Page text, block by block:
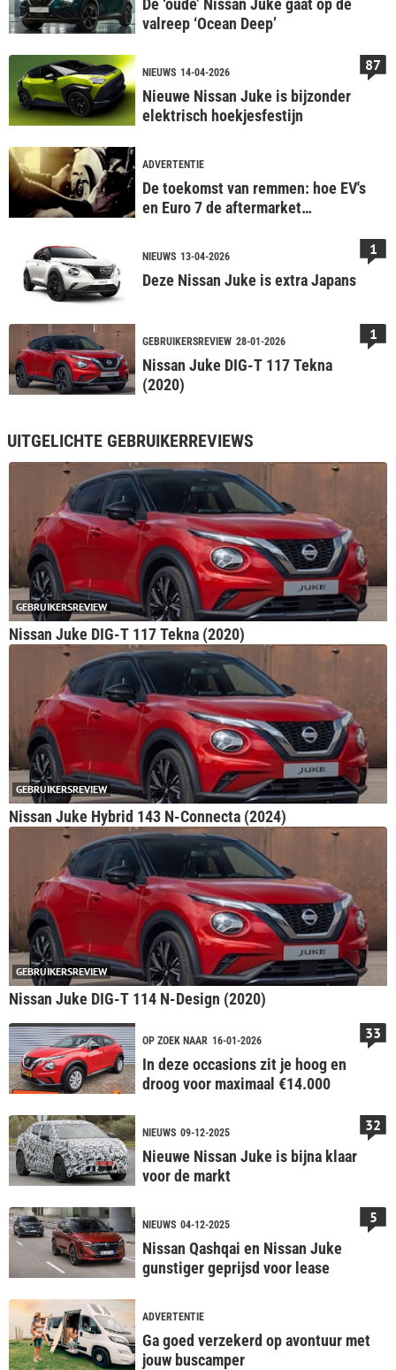
De ‘oude’ Nissan Juke gaat op de
valreep ‘Ocean Deep’
NIEUWS 14-04-2026
Nieuwe Nissan Juke is bijzonder
elektrisch hoekjesfestijn
87
ADVERTENTIE
De toekomst van remmen: hoe EV's
en Euro 7 de aftermarket
NIEUWS 13-04-2026
Deze Nissan Juke is extra Japans
1
GEBRUIKERSREVIEW 28-01-2026
Nissan Juke DIG-T 117 Tekna
(2020)
1
UITGELICHTE GEBRUIKERREVIEWS
GEBRUIKERSREVIEW
Nissan Juke DIG-T 117 Tekna (2020)
GEBRUIKERSREVIEW
Nissan Juke Hybrid 143 N-Connecta (2024)
GEBRUIKERSREVIEW
Nissan Juke DIG-T 114 N-Design (2020)
OP ZOEK NAAR 16-01-2026
In deze occasions zit je hoog en
droog voor maximaal €14.000
33
NIEUWS 09-12-2025
Nieuwe Nissan Juke is bijna klaar
voor de markt
32
NIEUWS 04-12-2025
Nissan Qashqai en Nissan Juke
gunstiger geprijsd voor lease
5
ADVERTENTIE
Ga goed verzekerd op avontuur met
jouw buscamper